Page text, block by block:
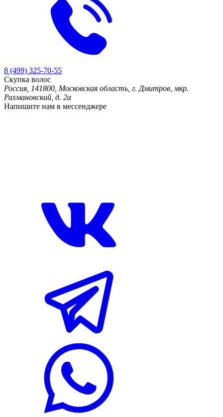
8 (499) 325-70-55
Скупка волос
Россия, 141800, Московская область, г. Дмитров, мкр.
Рахмановский, д. 2а
Напишите нам в мессенджере